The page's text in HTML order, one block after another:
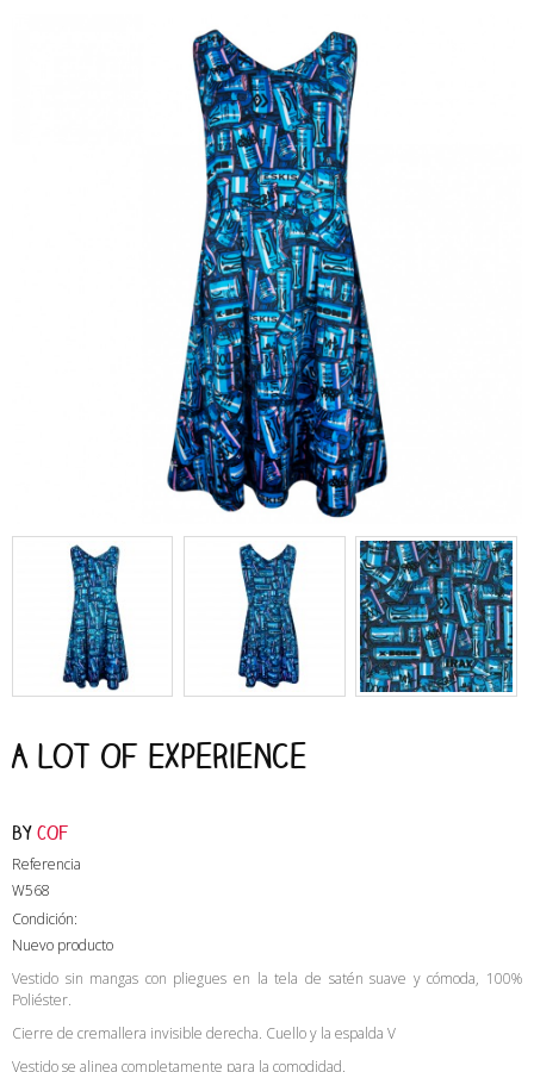
A Lot Of Experience
byCOF
Referencia
W568
Condición:
Nuevo producto
Vestido sin mangas con pliegues en la tela de satén suave y cómoda, 100%
Poliéster.
Cierre de cremallera invisible derecha. Cuello y la espalda V
Vestido se alinea completamente para la comodidad.